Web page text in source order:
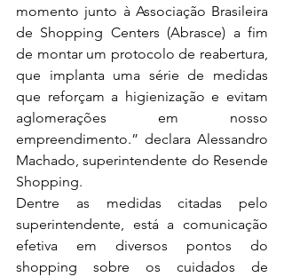
momento junto à Associação Brasileira
de Shopping Centers (Abrasce) a fim
de montar um protocolo de reabertura,
que implanta uma série de medidas
que reforçam a higienização e evitam
aglomerações em nosso
empreendimento.” declara Alessandro
Machado, superintendente do Resende
Shopping.
Dentre as medidas citadas pelo
superintendente, está a comunicação
efetiva em diversos pontos do
shopping sobre os cuidados de